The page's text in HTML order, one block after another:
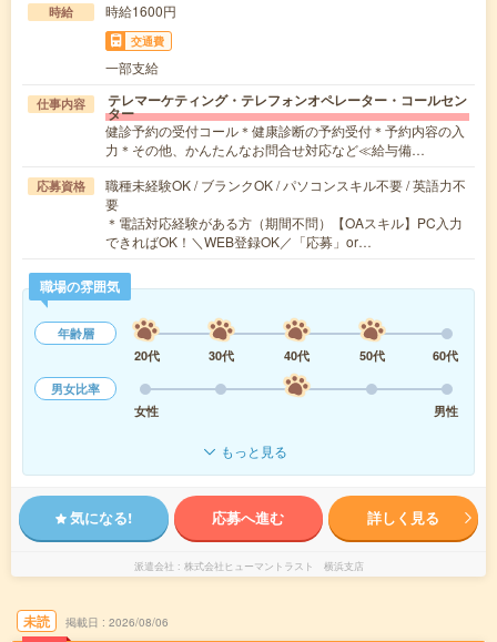
時給 時給1600円
交通費
一部支給
仕事内容 テレマーケティング・テレフォンオペレーター・コールセン
ター
健診予約の受付コール＊健康診断の予約受付＊予約内容の入
力＊その他、かんたんなお問合せ対応など≪給与備…
応募資格
職種未経験OK / ブランクOK / パソコンスキル不要 / 英語力不
要
＊電話対応経験がある方（期間不問）【OAスキル】PC入力
できればOK！＼WEB登録OK／「応募」or…
職場の雰囲気
年齢層
20代
30代 40代 50代
60代
男女比率
女性
男性
もっと見る
気になる! 応募へ進む 詳しく見る
派遣会社 株式会社ヒューマントラスト 横浜支店
未読 掲載日 2026/08/06